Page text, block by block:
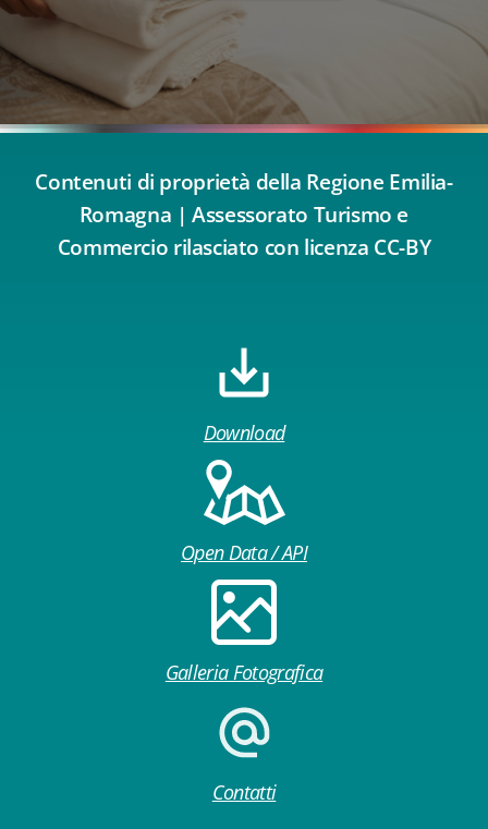
Contenuti di proprietà della Regione Emilia-
Romagna | Assessorato Turismo e
Commercio rilasciato con licenza CC-BY
Download
Open Data / API
Galleria Fotografica
Contatti